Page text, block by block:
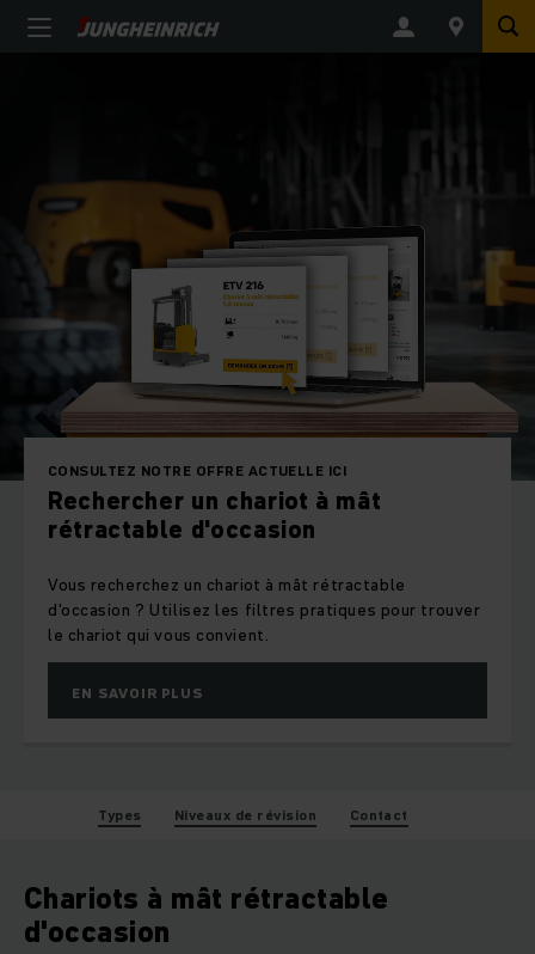
CONSULTEZ NOTRE OFFRE ACTUELLE ICI
Rechercher un chariot à mât
rétractable d'occasion
Vous recherchez un chariot à mât rétractable
d'occasion ? Utilisez les filtres pratiques pour trouver
le chariot qui vous convient.
EN SAVOIR PLUS
Types Niveaux de révision Contact
Chariots à mât rétractable
d'occasion